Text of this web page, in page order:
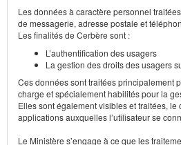
Les données à caractère personnel
de messagerie, adresse postale et
Les finalités de Cerbère sont :
L’authentification des usagers
La gestion des droits des usagers
Ces données sont traitées principalement
charge et spécialement habilités pour la
Elles sont également visibles et traitées,
applications auxquelles l’utilisateur se
Le Ministère s’engage à ce que les